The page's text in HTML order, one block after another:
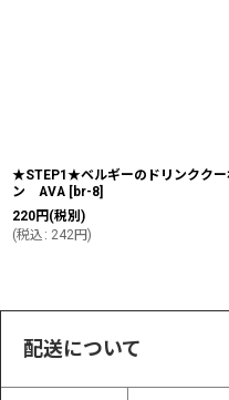
★STEP1★ベルギーのドリンククー
ン AVA [br-8]
220円 (税別)
(税込 : 242円)
配送について